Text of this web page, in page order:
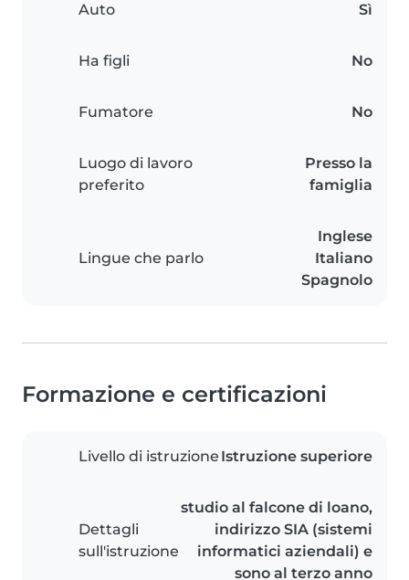
Auto Sì
Ha figli No
Fumatore No
Luogo di lavoro
preferito
Presso la
famiglia
Lingue che parlo
Inglese
Italiano
Spagnolo
Formazione e certificazioni
Livello di istruzione Istruzione superiore
Dettagli
sull'istruzione
studio al falcone di loano,
indirizzo SIA (sistemi
informatici aziendali) e
sono al terzo anno